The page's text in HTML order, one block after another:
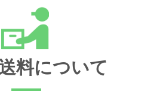
料について